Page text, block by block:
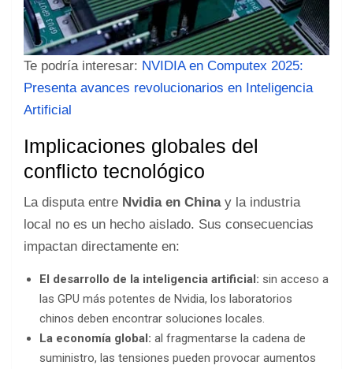
Te podría interesar: NVIDIA en Computex 2025:
Presenta avances revolucionarios en Inteligencia
Artificial
Implicaciones globales del
conflicto tecnológico
La disputa entre Nvidia en Chinay la industria
local no es un hecho aislado. Sus consecuencias
impactan directamente en:
El desarrollo de la inteligencia artificial: sin acceso a
las GPU más potentes de Nvidia, los laboratorios
chinos deben encontrar soluciones locales.
La economía global: al fragmentarse la cadena de
suministro, las tensiones pueden provocar aumentos